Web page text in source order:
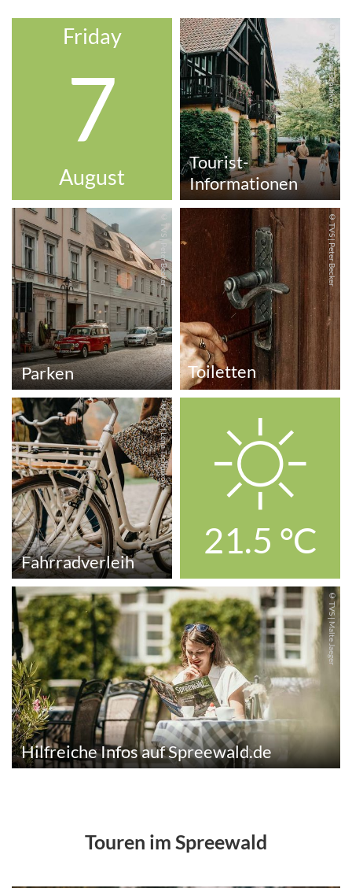
Friday
7
August
Tourist-
Informationen
© TVS | Lena Tschuikow
Parken
© TVS | Peter Becker © TVS | Peter Becker
Toiletten
Fahrradverleih
© TVS | Lena Tschuikow
21.5 °C
Hilfreiche Infos auf Spreewald.de
© TVS | Malte Jaeger
Touren im Spreewald